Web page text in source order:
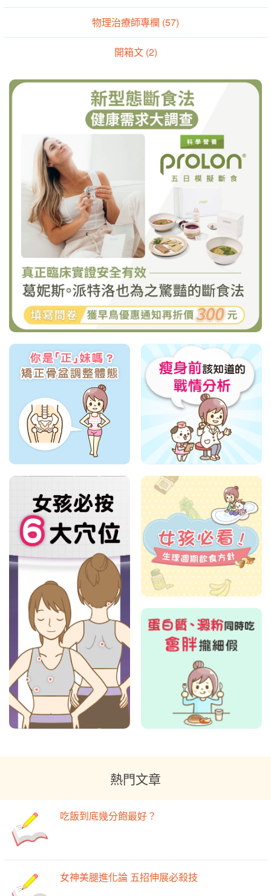
物理治療師專欄 (57)
開箱文 (2)
熱門文章
吃飯到底幾分飽最好？
女神美腿進化論 五招伸展必殺技